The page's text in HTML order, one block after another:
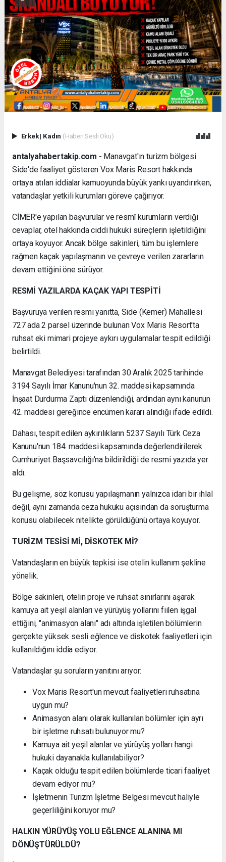
Erkek| Kadın (Haberi Sesli Oku)
antalyahabertakip.com - Manavgat'ın turizm bölgesi
Side'de faaliyet gösteren Vox Maris Resort hakkında
ortaya atılan iddialar kamuoyunda büyük yankı uyandırırken,
vatandaşlar yetkili kurumları göreve çağırıyor.
CİMER'e yapılan başvurular ve resmî kurumların verdiği
cevaplar, otel hakkında ciddi hukuki süreçlerin işletildiğini
ortaya koyuyor. Ancak bölge sakinleri, tüm bu işlemlere
rağmen kaçak yapılaşmanın ve çevreye verilen zararların
devam ettiğini öne sürüyor.
RESMİ YAZILARDA KAÇAK YAPI TESPİTİ
Başvuruya verilen resmi yanıtta, Side (Kemer) Mahallesi
727 ada 2 parsel üzerinde bulunan Vox Maris Resort'ta
ruhsat eki mimari projeye aykırı uygulamalar tespit edildiği
belirtildi.
Manavgat Belediyesi tarafından 30 Aralık 2025 tarihinde
3194 Sayılı İmar Kanunu'nun 32. maddesi kapsamında
İnşaat Durdurma Zaptı düzenlendiği, ardından aynı kanunun
42. maddesi gereğince encümen kararı alındığı ifade edildi.
Dahası, tespit edilen aykırılıkların 5237 Sayılı Türk Ceza
Kanunu'nun 184. maddesi kapsamında değerlendirilerek
Cumhuriyet Başsavcılığı'na bildirildiği de resmi yazıda yer
aldı.
Bu gelişme, söz konusu yapılaşmanın yalnızca idari bir ihlal
değil, aynı zamanda ceza hukuku açısından da soruşturma
konusu olabilecek nitelikte görüldüğünü ortaya koyuyor.
TURİZM TESİSİ Mİ, DİSKOTEK Mİ?
Vatandaşların en büyük tepkisi ise otelin kullanım şekline
yönelik.
Bölge sakinleri, otelin proje ve ruhsat sınırlarını aşarak
kamuya ait yeşil alanları ve yürüyüş yollarını fiilen işgal
ettiğini, "animasyon alanı" adı altında işletilen bölümlerin
gerçekte yüksek sesli eğlence ve diskotek faaliyetleri için
kullanıldığını iddia ediyor.
Vatandaşlar şu soruların yanıtını arıyor:
Vox Maris Resort'un mevcut faaliyetleri ruhsatına
uygun mu?
Animasyon alanı olarak kullanılan bölümler için ayrı
bir işletme ruhsatı bulunuyor mu?
Kamuya ait yeşil alanlar ve yürüyüş yolları hangi
hukuki dayanakla kullanılabiliyor?
Kaçak olduğu tespit edilen bölümlerde ticari faaliyet
devam ediyor mu?
İşletmenin Turizm İşletme Belgesi mevcut haliyle
geçerliliğini koruyor mu?
HALKIN YÜRÜYÜŞ YOLU EĞLENCE ALANINA MI
DÖNÜŞTÜRÜLDÜ?